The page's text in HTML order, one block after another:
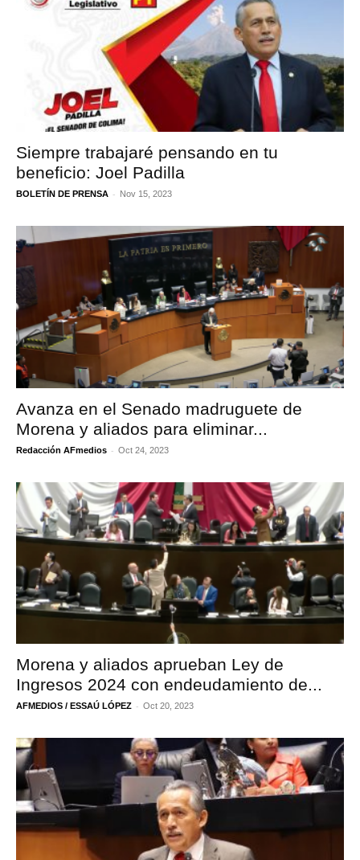
Siempre trabajaré pensando en tu
beneficio: Joel Padilla
BOLETÍN DE PRENSA - Nov 15, 2023
Avanza en el Senado madruguete de
Morena y aliados para eliminar...
Redacción AFmedios - Oct 24, 2023
Morena y aliados aprueban Ley de
Ingresos 2024 con endeudamiento de...
AFMEDIOS / ESSAÚ LÓPEZ - Oct 20, 2023